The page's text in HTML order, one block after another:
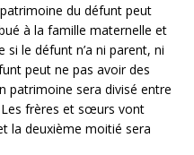
du défunt peut
à la famille maternelle et
si le défunt n’a ni parent, ni
peut ne pas avoir des
patrimoine sera divisé entre
frères et sœurs vont
la deuxième moitié sera